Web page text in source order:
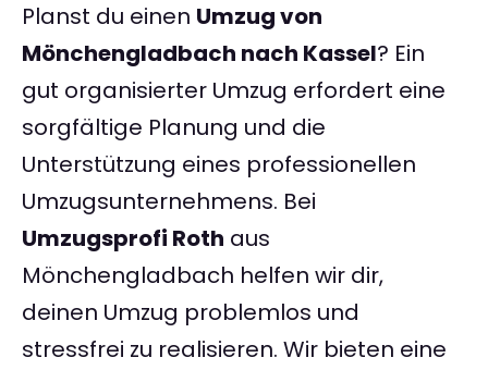
Planst du einen Umzug von
Mönchengladbach nach Kassel? Ein
gut organisierter Umzug erfordert eine
sorgfältige Planung und die
Unterstützung eines professionellen
Umzugsunternehmens. Bei
Umzugsprofi Roth aus
Mönchengladbach helfen wir dir,
deinen Umzug problemlos und
stressfrei zu realisieren. Wir bieten eine